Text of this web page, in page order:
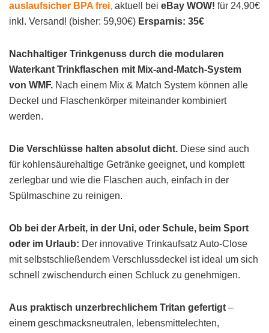
auslaufsicher BPA frei, aktuell bei eBay WOW! für 24,90€
inkl. Versand! (bisher: 59,90€) Ersparnis: 35€
Nachhaltiger Trinkgenuss durch die modularen
Waterkant Trinkflaschen mit Mix-and-Match-System
von WMF. Nach einem Mix & Match System können alle
Deckel und Flaschenkörper miteinander kombiniert
werden.
Die Verschlüsse halten absolut dicht. Diese sind auch
für kohlensäurehaltige Getränke geeignet, und komplett
zerlegbar und wie die Flaschen auch, einfach in der
Spülmaschine zu reinigen.
Ob bei der Arbeit, in der Uni, oder Schule, beim Sport
oder im Urlaub: Der innovative Trinkaufsatz Auto-Close
mit selbstschließendem Verschlussdeckel ist ideal um sich
schnell zwischendurch einen Schluck zu genehmigen.
Aus praktisch unzerbrechlichem Tritan gefertigt –
einem geschmacksneutralen, lebensmittelechten,